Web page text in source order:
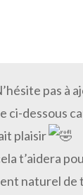
pas à
ci-dessous
plaisir
t’aidera
naturel de